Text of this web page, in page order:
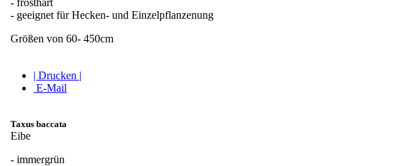
- frosthart
- geeignet für Hecken- und Einzelpflanzenung
Größen von 60- 450cm
| Drucken |
E-Mail
Taxus baccata
Eibe
- immergrün